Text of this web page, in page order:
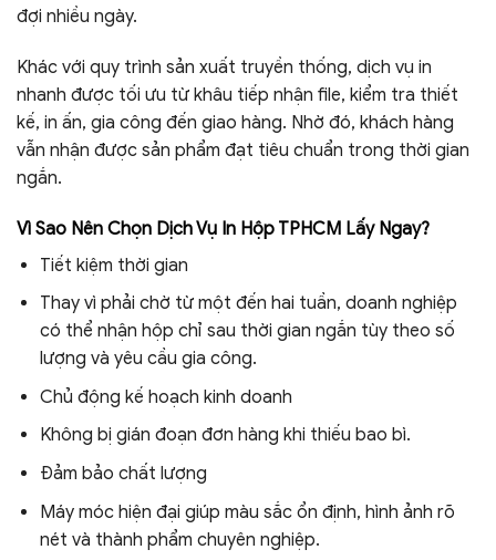
đợi nhiều ngày.
Khác với quy trình sản xuất truyền thống, dịch vụ in
nhanh được tối ưu từ khâu tiếp nhận file, kiểm tra thiết
kế, in ấn, gia công đến giao hàng. Nhờ đó, khách hàng
vẫn nhận được sản phẩm đạt tiêu chuẩn trong thời gian
ngắn.
Vì Sao Nên Chọn Dịch Vụ In Hộp TPHCM Lấy Ngay?
Tiết kiệm thời gian
Thay vì phải chờ từ một đến hai tuần, doanh nghiệp
có thể nhận hộp chỉ sau thời gian ngắn tùy theo số
lượng và yêu cầu gia công.
Chủ động kế hoạch kinh doanh
Không bị gián đoạn đơn hàng khi thiếu bao bì.
Đảm bảo chất lượng
Máy móc hiện đại giúp màu sắc ổn định, hình ảnh rõ
nét và thành phẩm chuyên nghiệp.